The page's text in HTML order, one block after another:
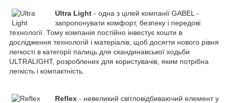
Ultra Light - одна з цілей компанії GABEL -
запропонувати комфорт, безпеку і передові
технології. Тому компанія постійно інвестує кошти в
дослідження технологій і матеріалів, щоб досягти нового рівня
легкості в категорії палиць для скандинавської ходьби
ULTRALIGHT, розроблених для користувачів, яким потрібна
легкість і компактність.
Reflex - невеликий світловідбиваючий елемент у